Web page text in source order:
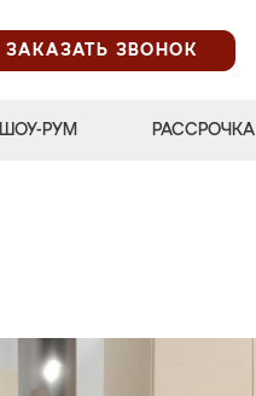
ЗАКАЗАТЬ ЗВОНОК
ШОУ-РУМ РАССРОЧКА